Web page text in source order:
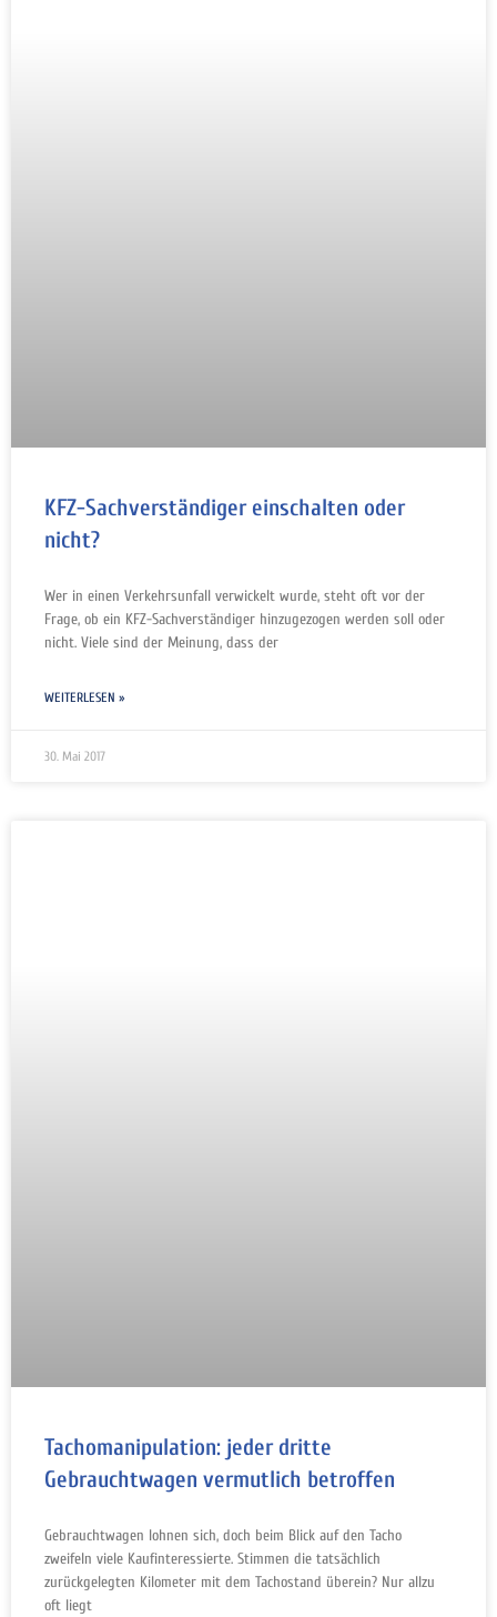
KFZ-Sachverständiger einschalten oder
nicht?
Wer in einen Verkehrsunfall verwickelt wurde, steht oft vor der
Frage, ob ein KFZ-Sachverständiger hinzugezogen werden soll oder
nicht. Viele sind der Meinung, dass der
WEITERLESEN »
30. Mai 2017
Tachomanipulation: jeder dritte
Gebrauchtwagen vermutlich betroffen
Gebrauchtwagen lohnen sich, doch beim Blick auf den Tacho
zweifeln viele Kaufinteressierte. Stimmen die tatsächlich
zurückgelegten Kilometer mit dem Tachostand überein? Nur allzu
oft liegt